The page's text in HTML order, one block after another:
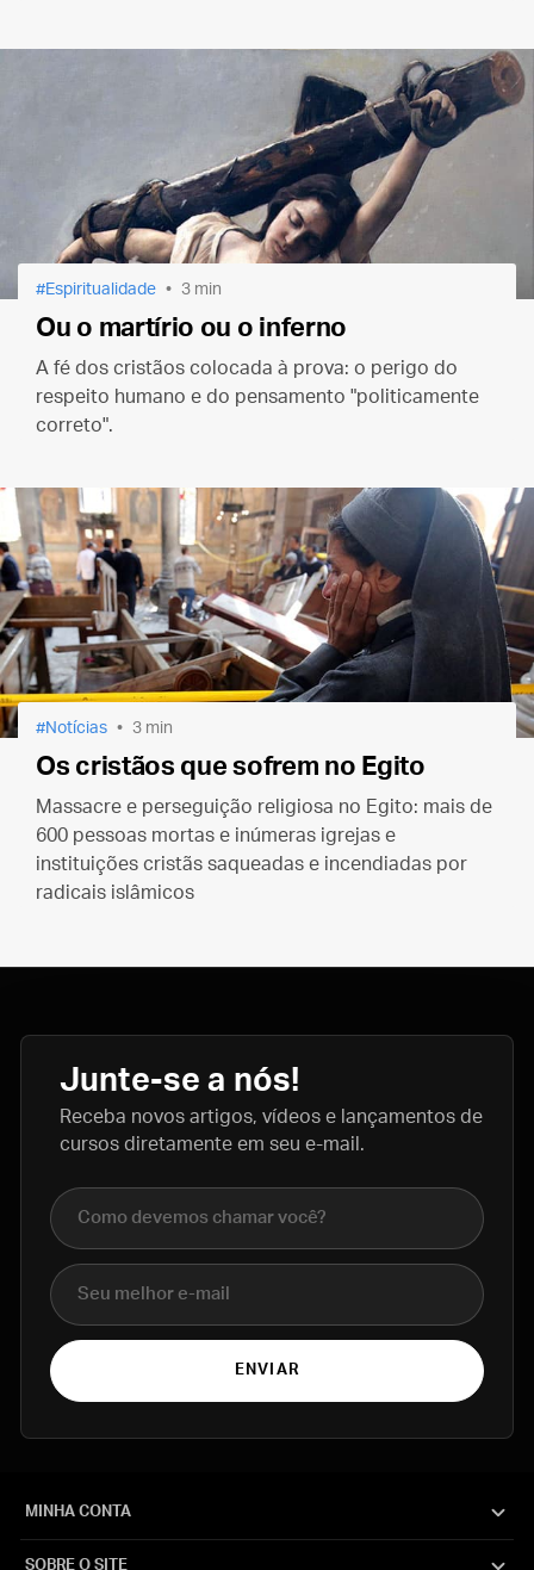
Espiritualidade 3 min
Ou o martírio ou o inferno
A fé dos cristãos colocada à prova: o perigo do
respeito humano e do pensamento "politicamente
correto".
Notícias 3 min
Os cristãos que sofrem no Egito
Massacre e perseguição religiosa no Egito: mais de
600 pessoas mortas e inúmeras igrejas e
instituições cristãs saqueadas e incendiadas por
radicais islâmicos
Junte-se a nós!
Receba novos artigos, vídeos e lançamentos de
cursos diretamente em seu e-mail.
Nome completo
E-mail
ENVIAR
MINHA CONTA
SOBRE O SITE